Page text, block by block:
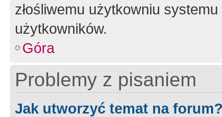
złośliwemu użytkowniu
użytkowników.
Góra
Problemy z pisaniem
Jak utworzyć temat na